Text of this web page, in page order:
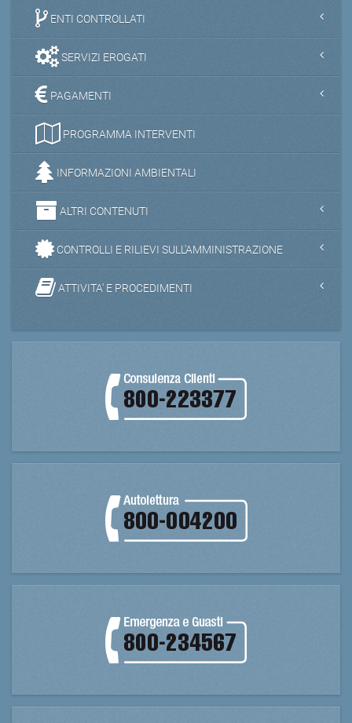
ENTI CONTROLLATI
SERVIZI EROGATI
PAGAMENTI
PROGRAMMA INTERVENTI
INFORMAZIONI AMBIENTALI
ALTRI CONTENUTI
CONTROLLI E RILIEVI SULL'AMMINISTRAZIONE
ATTIVITA' E PROCEDIMENTI